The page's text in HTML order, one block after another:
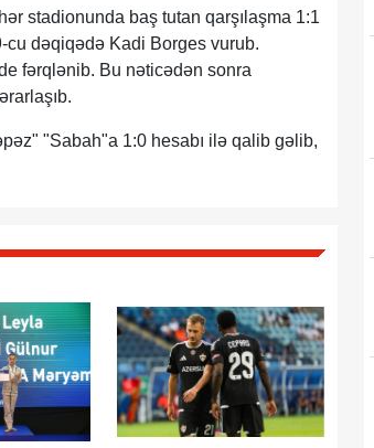
stadionunda baş tutan qarşılaşma 1:1
cu dəqiqədə Kadi Borges vurub.
fərqlənib. Bu nəticədən sonra
"Sabah"a 1:0 hesabı ilə qalib gəlib,